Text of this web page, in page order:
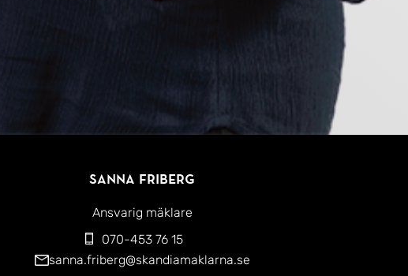
Sanna Friberg
Ansvarig mäklare
070-453 76 15
sanna.friberg@skandiamaklarna.se